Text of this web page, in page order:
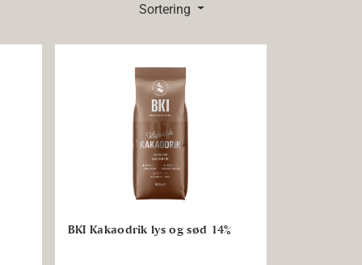
Sortering
BKI Kakaodrik lys og sød 14%
BKI Kakaodrik lys og sød 14%